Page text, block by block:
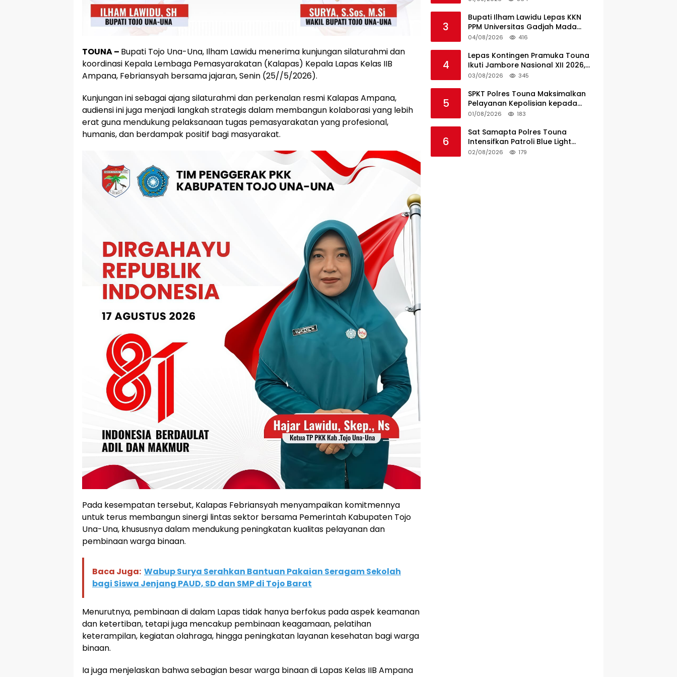
TOUNA – Bupati Tojo Una-Una, Ilham Lawidu menerima kunjungan silaturahmi dan
koordinasi Kepala Lembaga Pemasyarakatan (Kalapas) Kepala Lapas Kelas IIB
Ampana, Febriansyah bersama jajaran, Senin (25//5/2026).
Kunjungan ini sebagai ajang silaturahmi dan perkenalan resmi Kalapas Ampana,
audiensi ini juga menjadi langkah strategis dalam membangun kolaborasi yang lebih
erat guna mendukung pelaksanaan tugas pemasyarakatan yang profesional,
humanis, dan berdampak positif bagi masyarakat.
Pada kesempatan tersebut, Kalapas Febriansyah menyampaikan komitmennya
untuk terus membangun sinergi lintas sektor bersama Pemerintah Kabupaten Tojo
Una-Una, khususnya dalam mendukung peningkatan kualitas pelayanan dan
pembinaan warga binaan.
Baca Juga: Wabup Surya Serahkan Bantuan Pakaian Seragam Sekolah
bagi Siswa Jenjang PAUD, SD dan SMP di Tojo Barat
Menurutnya, pembinaan di dalam Lapas tidak hanya berfokus pada aspek keamanan
dan ketertiban, tetapi juga mencakup pembinaan keagamaan, pelatihan
keterampilan, kegiatan olahraga, hingga peningkatan layanan kesehatan bagi warga
binaan.
Ia juga menjelaskan bahwa sebagian besar warga binaan di Lapas Kelas IIB Ampana
3
Bupati Ilham Lawidu Lepas KKN
PPM Universitas Gadjah Mada
Periode II Bertugas di Togean
04/08/2026 416
4
Lepas Kontingen Pramuka Touna
Ikuti Jambore Nasional XII 2026,
Ini Pesan Wabup Surya
03/08/2026 345
5
SPKT Polres Touna Maksimalkan
Pelayanan Kepolisian kepada
Masyarakat
01/08/2026 183
6
Sat Samapta Polres Touna
Intensifkan Patroli Blue Light
Cegah Kejahatan
02/08/2026 179